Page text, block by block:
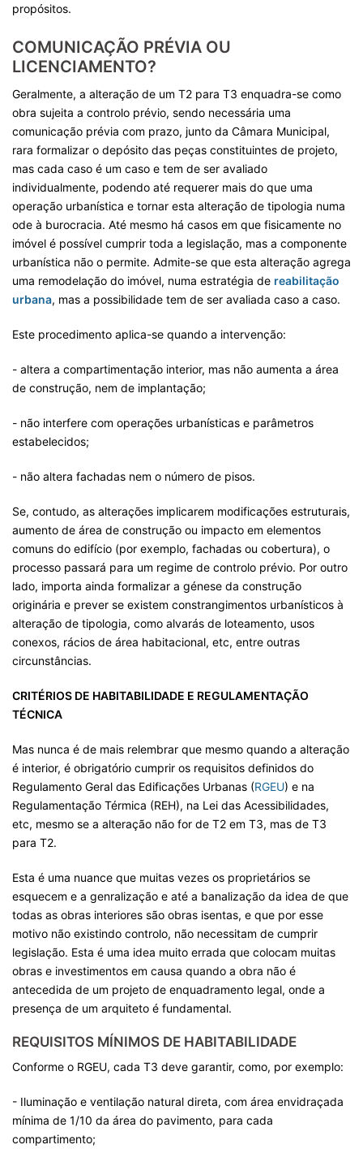
propósitos.
COMUNICAÇÃO PRÉVIA OU
LICENCIAMENTO?
Geralmente, a alteração de um T2 para T3 enquadra-se como
obra sujeita a controlo prévio, sendo necessária uma
comunicação prévia com prazo, junto da Câmara Municipal,
rara formalizar o depósito das peças constituintes de projeto,
mas cada caso é um caso e tem de ser avaliado
individualmente, podendo até requerer mais do que uma
operação urbanística e tornar esta alteração de tipologia numa
ode à burocracia. Até mesmo há casos em que fisicamente no
imóvel é possível cumprir toda a legislação, mas a componente
urbanística não o permite. Admite-se que esta alteração agrega
uma remodelação do imóvel, numa estratégia de reabilitação
urbana, mas a possibilidade tem de ser avaliada caso a caso.
Este procedimento aplica-se quando a intervenção:
- altera a compartimentação interior, mas não aumenta a área
de construção, nem de implantação;
- não interfere com operações urbanísticas e parâmetros
estabelecidos;
- não altera fachadas nem o número de pisos.
Se, contudo, as alterações implicarem modificações estruturais,
aumento de área de construção ou impacto em elementos
comuns do edifício (por exemplo, fachadas ou cobertura), o
processo passará para um regime de controlo prévio. Por outro
lado, importa ainda formalizar a génese da construção
originária e prever se existem constrangimentos urbanísticos à
alteração de tipologia, como alvarás de loteamento, usos
conexos, rácios de área habitacional, etc, entre outras
circunstâncias.
CRITÉRIOS DE HABITABILIDADE E REGULAMENTAÇÃO
TÉCNICA
Mas nunca é de mais relembrar que mesmo quando a alteração
é interior, é obrigatório cumprir os requisitos definidos do
Regulamento Geral das Edificações Urbanas (RGEU) e na
Regulamentação Térmica (REH), na Lei das Acessibilidades,
etc, mesmo se a alteração não for de T2 em T3, mas de T3
para T2.
Esta é uma nuance que muitas vezes os proprietários se
esquecem e a genralização e até a banalização da idea de que
todas as obras interiores são obras isentas, e que por esse
motivo não existindo controlo, não necessitam de cumprir
legislação. Esta é uma idea muito errada que colocam muitas
obras e investimentos em causa quando a obra não é
antecedida de um projeto de enquadramento legal, onde a
presença de um arquiteto é fundamental.
REQUISITOS MÍNIMOS DE HABITABILIDADE
Conforme o RGEU, cada T3 deve garantir, como, por exemplo:
- Iluminação e ventilação natural direta, com área envidraçada
mínima de 1/10 da área do pavimento, para cada
compartimento;